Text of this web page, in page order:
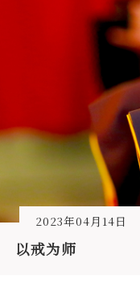
2023年04月14日
以戒为师